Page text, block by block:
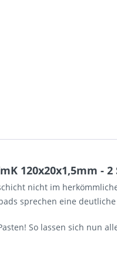
120x20x1,5mm - 2
nicht im
sprechen eine deutliche
So lassen sich nun